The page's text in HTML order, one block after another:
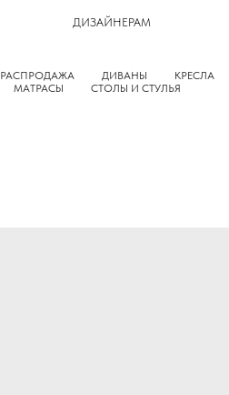
ДИЗАЙНЕРАМ
РАСПРОДАЖА ДИВАНЫ КРЕСЛА
МАТРАСЫ
СТОЛЫ И СТУЛЬЯ